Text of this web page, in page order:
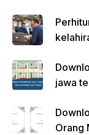
jawa
Orang